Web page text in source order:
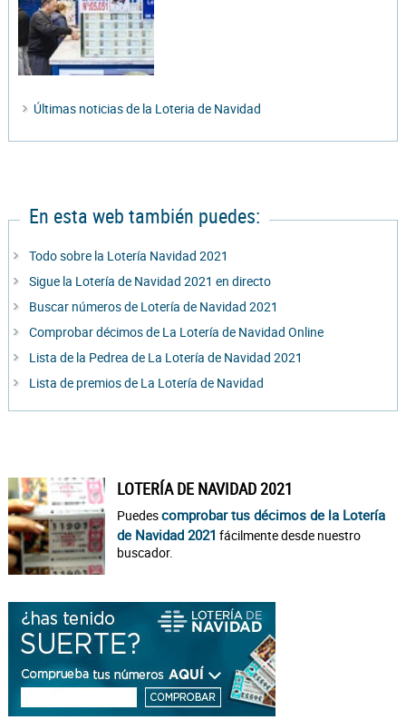
Últimas noticias de la Loteria de Navidad
En esta web también puedes:
Todo sobre la Lotería Navidad 2021
Sigue la Lotería de Navidad 2021 en directo
Buscar números de Lotería de Navidad 2021
Comprobar décimos de La Lotería de Navidad Online
Lista de la Pedrea de La Lotería de Navidad 2021
Lista de premios de La Lotería de Navidad
LOTERÍA DE NAVIDAD 2021
Puedescomprobar tus décimos de la Lotería
de Navidad 2021 fácilmente desde nuestro
buscador.